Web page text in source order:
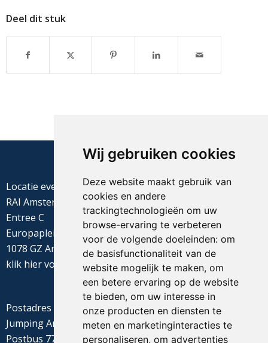
Wij gebruiken cookies
Deze website maakt gebruik van
cookies en andere
trackingtechnologieën om uw
browse-ervaring te verbeteren
voor de volgende doeleinden: om
de basisfunctionaliteit van de
website mogelijk te maken, om
een betere ervaring op de website
te bieden, om uw interesse in
onze producten en diensten te
meten en marketinginteracties te
personaliseren, om advertenties
Deel dit stuk
Locatie evenement
RAI Amsterdam
Entree C
Europaplein 22
1078 GZ Amsterdam
klik hiervoor de routebeschrijving
Postadres
Jumping Amsterdam
Postbus 77655